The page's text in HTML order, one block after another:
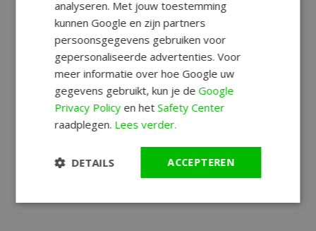
analyseren. Met jouw toestemming
kunnen Google en zijn partners
persoonsgegevens gebruiken voor
gepersonaliseerde advertenties. Voor
meer informatie over hoe Google uw
gegevens gebruikt, kun je deGoogle
Privacy Policyen hetSafety Center
raadplegen. Lees verder.
ACCEPTEREN
DETAILS